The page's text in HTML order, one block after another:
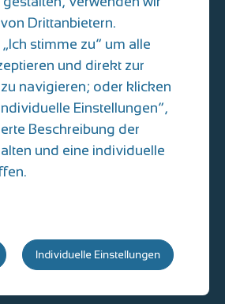
& Datenschutz
Drittanbietern.
stimme zu“ um alle
und direkt zur
navigieren; oder klicken
Einstellungen“,
Beschreibung der
und eine individuelle
Individuelle Einstellungen